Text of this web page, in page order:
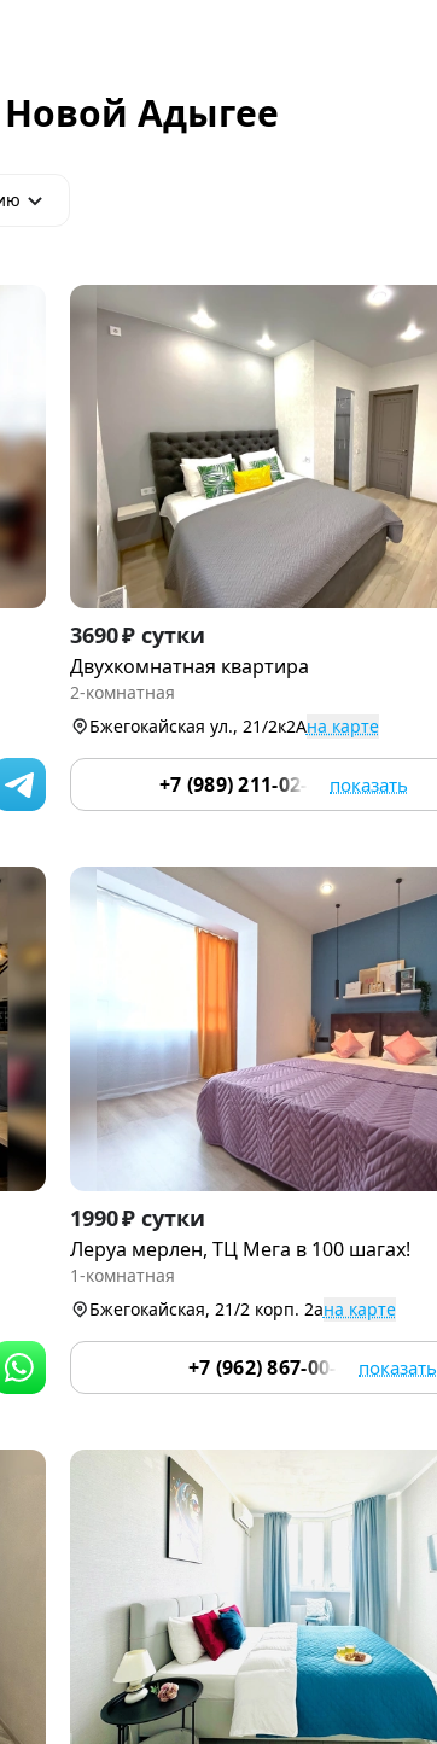
Адыгее
Item
1
of
3690 ₽ сутки
Двухкомнатная квартира
2-комнатная
Бжегокайская ул., 21/2к2Ана карте
+7 (989) 211-02-81показать
Item
1
of
1990 ₽ сутки
Леруа мерлен, ТЦ Мега в 100 шагах!
1-комнатная
Бжегокайская, 21/2 корп. 2ана карте
+7 (962) 867-00-81 показать